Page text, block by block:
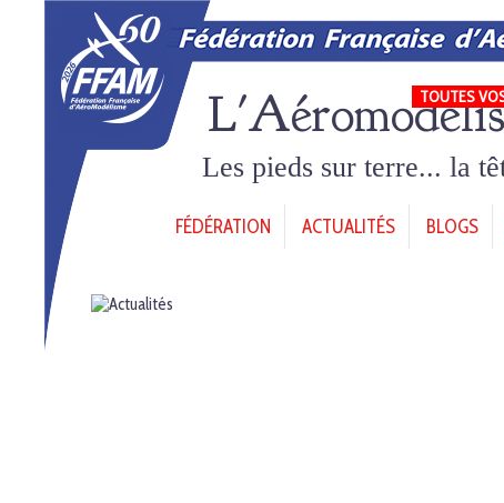
TOUTES
Les pieds sur terre... la
FÉDÉRATION ACTUALITÉS BLOGS